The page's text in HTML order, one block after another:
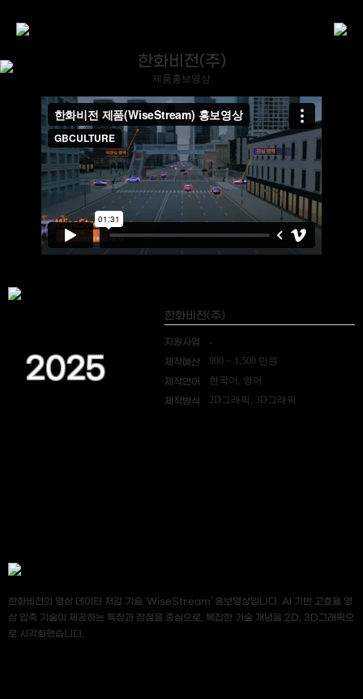
한화비전(주)
제품홍보영상
2025
한화비전(주)
지원사업 -
제작예산 900 ~ 1,500 만원
제작언어 한국어, 영어
제작방식 2D그래픽, 3D그래픽
한화비전의 영상 데이터 저감 기술 ‘WiseStream’ 홍보영상입니다. AI 기반 고효율 영
상 압축 기술이 제공하는 특징과 장점을 중심으로, 복잡한 기술 개념을 2D, 3D그래픽으
로 시각화했습니다.